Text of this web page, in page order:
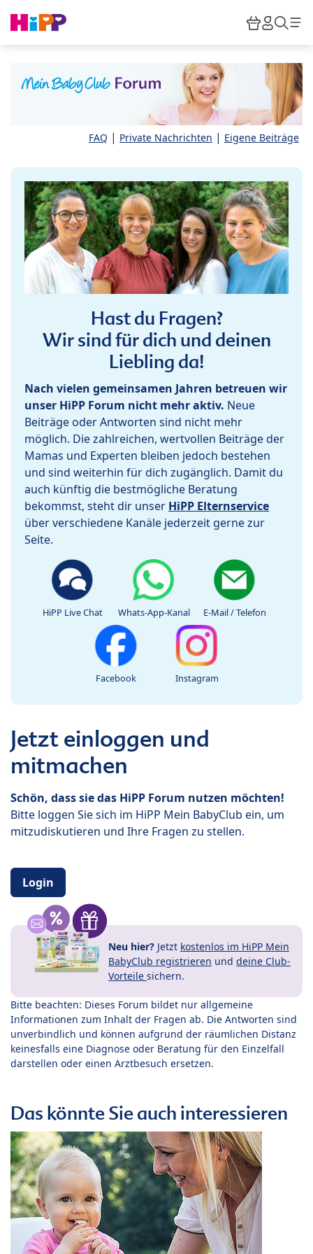
HiPP
FAQ | Private Nachrichten | Eigene Beiträge
Hast du Fragen?
Wir sind für dich und deinen
Liebling da!
Nach vielen gemeinsamen Jahren betreuen wir
unser HiPP Forum nicht mehr aktiv. Neue
Beiträge oder Antworten sind nicht mehr
möglich. Die zahlreichen, wertvollen Beiträge der
Mamas und Experten bleiben jedoch bestehen
und sind weiterhin für dich zugänglich. Damit du
auch künftig die bestmögliche Beratung
bekommst, steht dir unser HiPP Elternservice
über verschiedene Kanäle jederzeit gerne zur
Seite.
HiPP Live Chat Whats-App-Kanal E-Mail / Telefon
Facebook Instagram
Jetzt einloggen und
mitmachen
Schön, dass sie das HiPP Forum nutzen möchten!
Bitte loggen Sie sich im HiPP Mein BabyClub ein, um
mitzudiskutieren und Ihre Fragen zu stellen.
Login
Neu hier? Jetzt kostenlos im HiPP Mein
BabyClub registrieren und deine Club-
Vorteile sichern.
Bitte beachten: Dieses Forum bildet nur allgemeine
Informationen zum Inhalt der Fragen ab. Die Antworten sind
unverbindlich und können aufgrund der räumlichen Distanz
keinesfalls eine Diagnose oder Beratung für den Einzelfall
darstellen oder einen Arztbesuch ersetzen.
Das könnte Sie auch interessieren